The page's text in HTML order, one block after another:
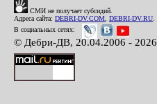
СМИ не получает субсидий.
Адреса сайта: DEBRI-DV.COM DEBRI-DV.RU
В социальных сетях:
© Дебри-ДВ, 20.04.2006 - 2026